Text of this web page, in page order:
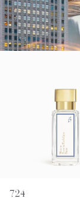
724